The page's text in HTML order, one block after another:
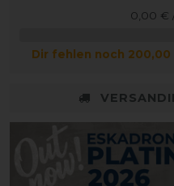
0,00 €
Dir fehlen noch 200,00